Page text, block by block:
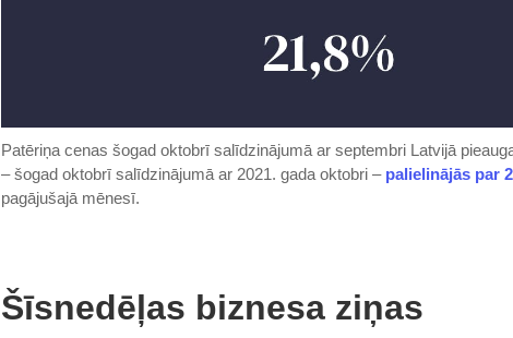
Patēriņa cenas šogad oktobrī salīdzinājumā ar septembri Latvijā
– šogad oktobrī salīdzinājumā ar 2021. gada oktobri – palielinājās par
pagājušajā mēnesī.
Šīsnedēļas biznesa ziņas